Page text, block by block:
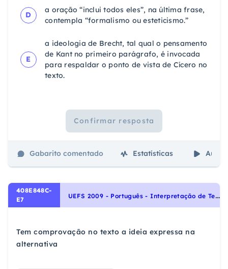
D
a oração “inclui todos eles”, na última frase,
contempla “formalismo ou esteticismo.”
E
a ideologia de Brecht, tal qual o pensamento
de Kant no primeiro parágrafo, é invocada
para respaldar o ponto de vista de Cícero no
texto.
Confirmar resposta
Gabarito comentado Estatísticas Aulas
408E848C-
E7
U
EFS 2009 - Português - Interpretação de Textos, Noções Gerais de Compreensão e Interpretação de Texto
Tem comprovação no texto a ideia expressa na
alternativa